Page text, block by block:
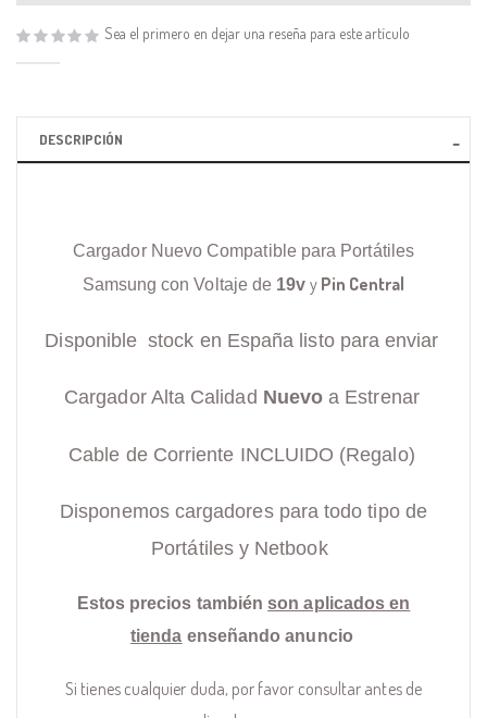
Sea el primero en dejar una reseña para este artículo
DESCRIPCIÓN
Cargador Nuevo Compatible para Portátiles
Samsung con Voltaje de 19v y Pin Central
Disponible stock en España listo para enviar
Cargador Alta Calidad Nuevo a Estrenar
Cable de Corriente INCLUIDO (Regalo)
Disponemos cargadores para todo tipo de
Portátiles y Netbook
Estos precios también son aplicados en
tienda enseñando anuncio
Si tienes cualquier duda, por favor consultar antes de